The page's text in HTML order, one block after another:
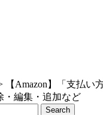
【Amazon】「支払い
・編集・追加など
Search